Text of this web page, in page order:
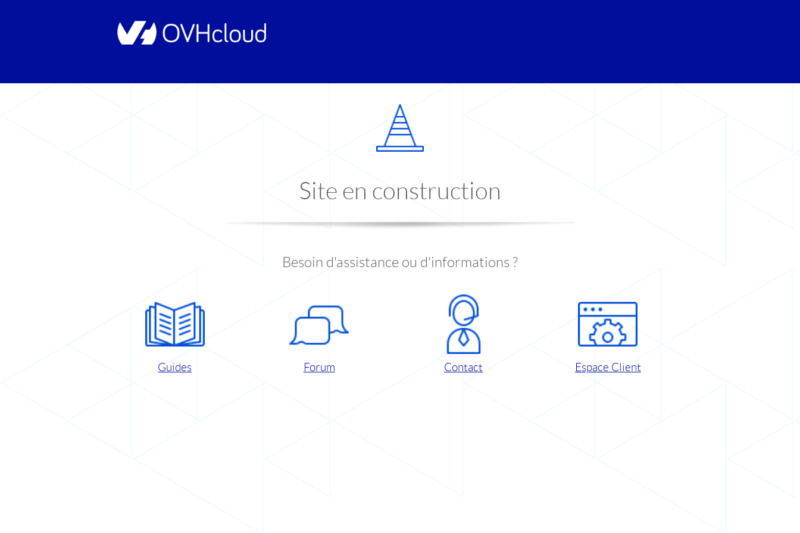
Site en construction
Besoin d'assistance ou d'informations ?
Guides Forum Contact Espace Client